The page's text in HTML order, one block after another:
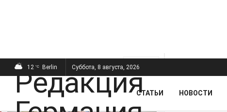
ПОСЛЕДНИЕ
12 °C Berlin Суббота, 8 августа, 2026
СТАТЬИ НОВОСТИ